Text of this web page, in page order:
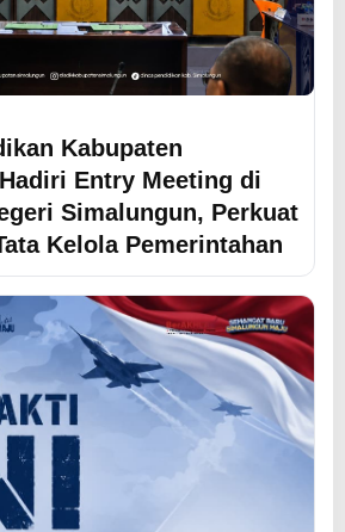
Kabupaten
Entry Meeting di
Simalungun, Perkuat
Kelola Pemerintahan